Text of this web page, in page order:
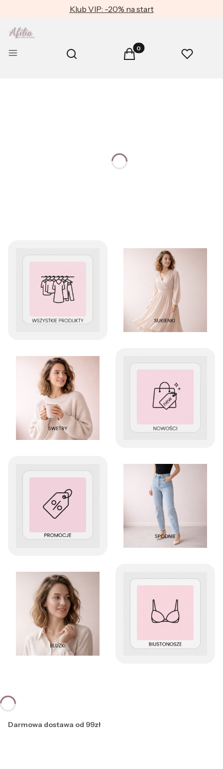
Klub VIP: -20% na start
Menu Otwórz wyszukiwarkę
Szukaj Produkty w koszyku: 0.
Koszyk Ulubione
Darmowa dostawa od 99zł